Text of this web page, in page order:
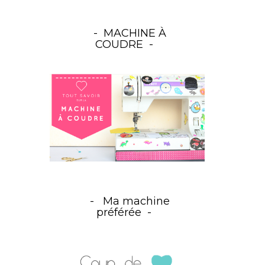
MACHINE À
COUDRE
Ma machine
préférée